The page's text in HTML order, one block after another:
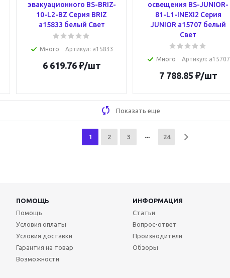
эвакуационного BS-BRIZ-
10-L2-BZ Серия BRIZ
a15833 белый Свет
Много Артикул: a15833
6 619.76₽/шт
освещения BS-JUNIOR-
81-L1-INEXI2 Серия
JUNIOR a15707 белый
Свет
Много Артикул: a15707
7 788.85 ₽/шт
Показать еще
1 2 3 24
ПОМОЩЬ
ИНФОРМАЦИЯ
Помощь
Условия оплаты
Условия доставки
Гарантия на товар
Возможности
Статьи
Вопрос-ответ
Производители
Обзоры